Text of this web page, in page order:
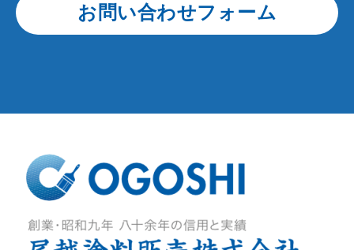
お問い合わせフォーム